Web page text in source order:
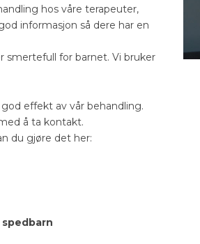
hos våre terapeuter,
informasjon så dere har en
smertefull for barnet. Vi bruker
effekt av vår behandling.
å ta kontakt.
du gjøre det her: